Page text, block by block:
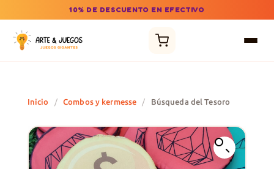
10% DE DESCUENTO EN EFECTIVO
Inicio / Combos y kermesse / Búsqueda del Tesoro